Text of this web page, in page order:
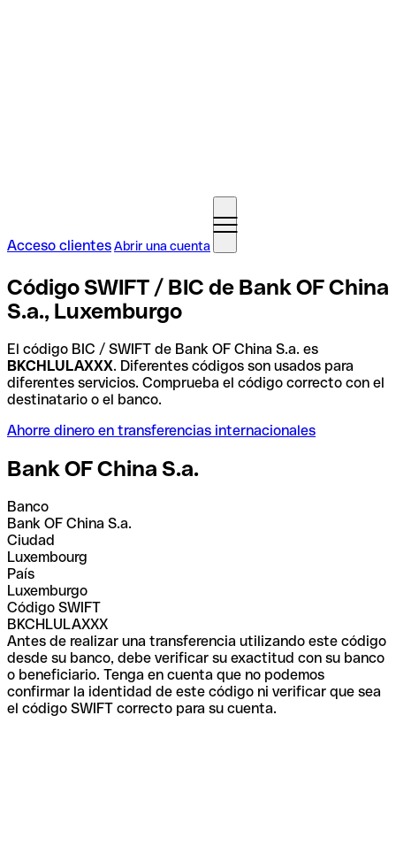
Acceso clientesAbrir una cuenta
Código SWIFT / BIC de Bank OF China
S.a., Luxemburgo
El código BIC / SWIFT de Bank OF China S.a. es
BKCHLULAXXX. Diferentes códigos son usados para
diferentes servicios. Comprueba el código correcto con el
destinatario o el banco.
Ahorre dinero en transferencias internacionales
Bank OF China S.a.
Banco
Bank OF China S.a.
Ciudad
Luxembourg
País
Luxemburgo
Código SWIFT
BKCHLULAXXX
Antes de realizar una transferencia utilizando este código
desde su banco, debe verificar su exactitud con su banco
o beneficiario. Tenga en cuenta que no podemos
confirmar la identidad de este código ni verificar que sea
el código SWIFT correcto para su cuenta.